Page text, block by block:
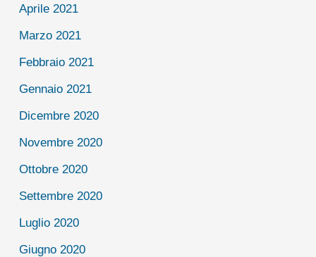
Aprile 2021
Marzo 2021
Febbraio 2021
Gennaio 2021
Dicembre 2020
Novembre 2020
Ottobre 2020
Settembre 2020
Luglio 2020
Giugno 2020